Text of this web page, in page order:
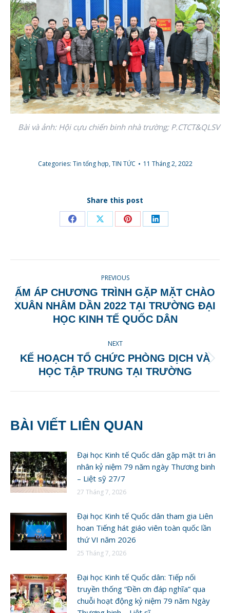
Bài và ảnh: Hội cựu chiến binh nhà trường; P.CTCT&QLSV
Categories: Tin tổng hợp,TIN TỨC 11 Tháng 2, 2022
Share this post
Share Share Share Share
NAVIGATION
PREVIOUS
Previous
post:
ẤM ÁP CHƯƠNG TRÌNH GẶP MẶT CHÀO
XUÂN NHÂM DẦN 2022 TẠI TRƯỜNG ĐẠI
HỌC KINH TẾ QUỐC DÂN
NEXT
Next
post:
KẾ HOẠCH TỔ CHỨC PHÒNG DỊCH VÀ
HỌC TẬP TRUNG TẠI TRƯỜNG
BÀI VIẾT LIÊN QUAN
Đại học Kinh tế Quốc dân gặp mặt tri ân
nhân kỷ niệm 79 năm ngày Thương binh
– Liệt sỹ 27/7
27 Tháng 7, 2026
Đại học Kinh tế Quốc dân tham gia Liên
hoan Tiếng hát giáo viên toàn quốc lần
thứ VI năm 2026
25 Tháng 7, 2026
Đại học Kinh tế Quốc dân: Tiếp nối
truyền thống “Đền ơn đáp nghĩa” qua
chuỗi hoạt động kỷ niệm 79 năm Ngày